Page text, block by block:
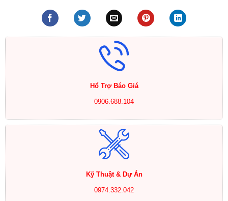
Hổ Trợ Báo Giá
0906.688.104
Kỹ Thuật & Dự Án
0974.332.042